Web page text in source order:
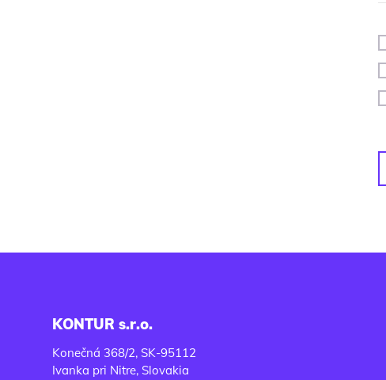
KONTUR s.r.o.
Konečná 368/2, SK-95112
Ivanka pri Nitre, Slovakia